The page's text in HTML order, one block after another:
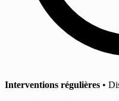
Interventions régulières •